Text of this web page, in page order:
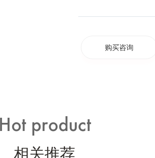
购买咨询
Hot product
相关推荐